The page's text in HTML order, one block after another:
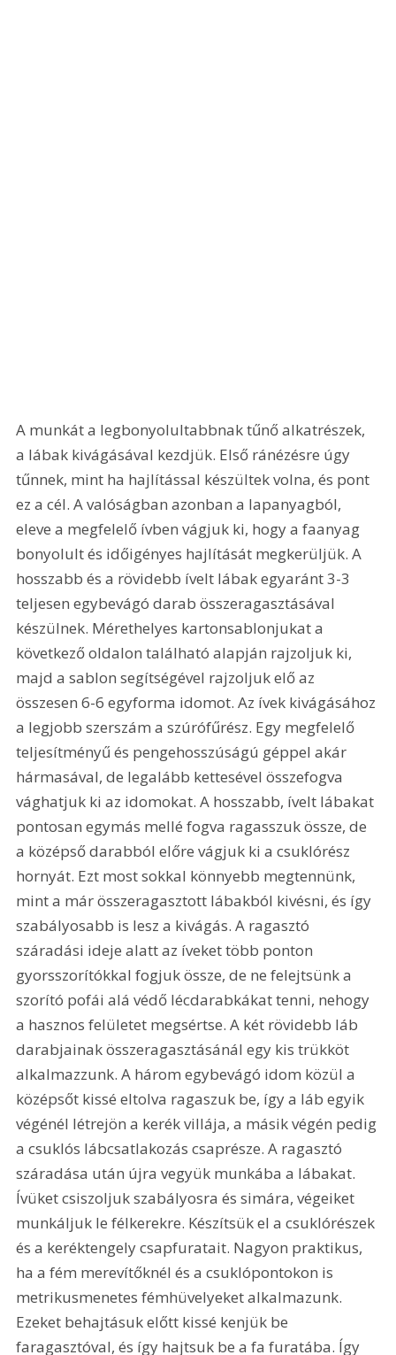
A munkát a legbonyolultabbnak tűnő alkatrészek,
a lábak kivágásával kezdjük. Első ránézésre úgy
tűnnek, mint ha hajlítással készültek volna, és pont
ez a cél. A valóságban azonban a lapanyagból,
eleve a megfelelő ívben vágjuk ki, hogy a faanyag
bonyolult és időigényes hajlítását megkerüljük. A
hosszabb és a rövidebb ívelt lábak egyaránt 3-3
teljesen egybevágó darab összeragasztásával
készülnek. Mérethelyes kartonsablonjukat a
következő oldalon található alapján rajzoljuk ki,
majd a sablon segítségével rajzoljuk elő az
összesen 6-6 egyforma idomot. Az ívek kivágásához
a legjobb szerszám a szúrófűrész. Egy megfelelő
teljesítményű és pengehosszúságú géppel akár
hármasával, de legalább kettesével összefogva
vághatjuk ki az idomokat. A hosszabb, ívelt lábakat
pontosan egymás mellé fogva ragasszuk össze, de
a középső darabból előre vágjuk ki a csuklórész
hornyát. Ezt most sokkal könnyebb megtennünk,
mint a már összeragasztott lábakból kivésni, és így
szabályosabb is lesz a kivágás. A ragasztó
száradási ideje alatt az íveket több ponton
gyorsszorítókkal fogjuk össze, de ne felejtsünk a
szorító pofái alá védő lécdarabkákat tenni, nehogy
a hasznos felületet megsértse. A két rövidebb láb
darabjainak összeragasztásánál egy kis trükköt
alkalmazzunk. A három egybevágó idom közül a
középsőt kissé eltolva ragaszuk be, így a láb egyik
végénél létrejön a kerék villája, a másik végén pedig
a csuklós lábcsatlakozás csaprésze. A ragasztó
száradása után újra vegyük munkába a lábakat.
Ívüket csiszoljuk szabályosra és simára, végeiket
munkáljuk le félkerekre. Készítsük el a csuklórészek
és a keréktengely csapfuratait. Nagyon praktikus,
ha a fém merevítőknél és a csuklópontokon is
metrikusmenetes fémhüvelyeket alkalmazunk.
Ezeket behajtásuk előtt kissé kenjük be
faragasztóval, és így hajtsuk be a fa furatába. Így